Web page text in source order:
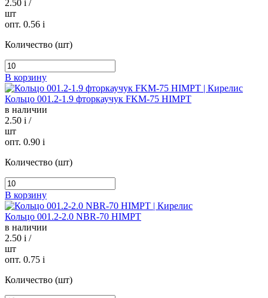
2.50 i /
шт
опт. 0.56 i
Количество (шт)
В корзину
Кольцо 001.2-1.9 фторкаучук FKM-75 HIMPT
в наличии
2.50 i /
шт
опт. 0.90 i
Количество (шт)
В корзину
Кольцо 001.2-2.0 NBR-70 HIMPT
в наличии
2.50 i /
шт
опт. 0.75 i
Количество (шт)